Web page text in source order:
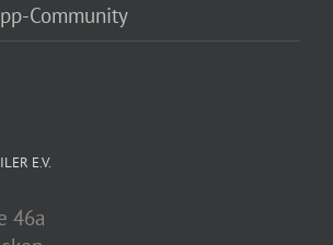
Community
E.V.
46a